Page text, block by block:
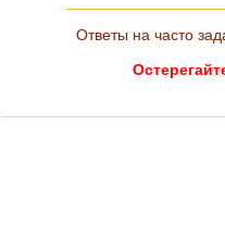
Ответы на часто